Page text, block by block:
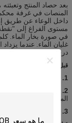
بعد حصاد المنتج
المنصات في غرفة محكمة
داخل الوعاء عن طريق
مستوى الفراغ إلى
في صورة بخار الماء.
غليان الماء. عندما يزداد
درجة حرارة المنتج حتى
قبل نظام التبريد
1. نظام فراغ -
ليأخذ
2. نظام التبريد -
المستمر.
3. نظام التحكم ---